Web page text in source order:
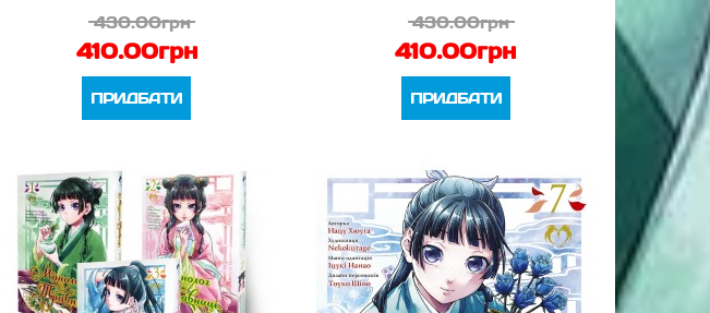
430.00грн
410.00грн
ПРИДБАТИ
430.00грн
410.00грн
ПРИДБАТИ